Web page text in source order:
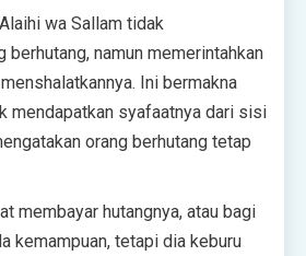
wa Sallam tidak
berhutang, namun memerintahkan
Ini bermakna
mendapatkan syafaatnya dari sisi
orang berhutang tetap
membayar hutangnya, atau bagi
kemampuan, tetapi dia keburu